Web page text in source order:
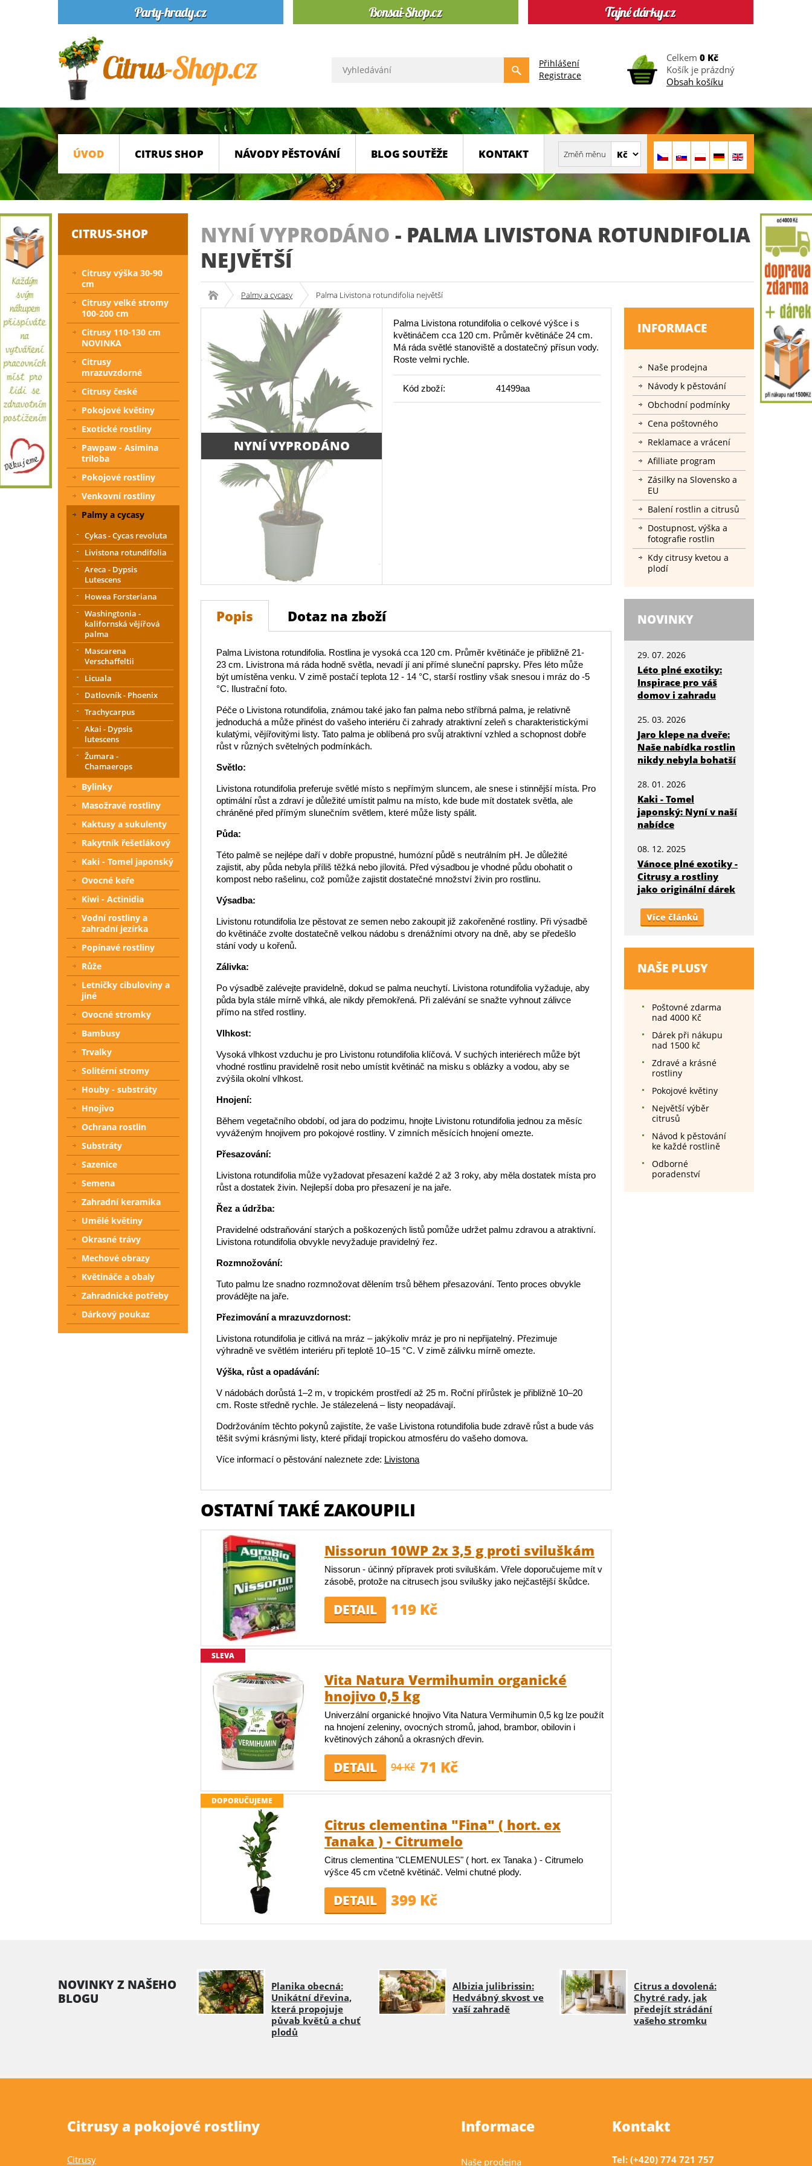
Přihlášení
Registrace
Celkem 0 Kč
Košík je prázdný
Obsah košíku
ÚVOD CITRUS SHOP NÁVODY PĚSTOVÁNÍ BLOG SOUTĚŽE KONTAKT
NYNÍ VYPRODÁNO - PALMA LIVISTONA ROTUNDIFOLIA
NEJVĚTŠÍ
Palmy a cycasy Palma Livistona rotundifolia největší
NYNÍ VYPRODÁNO
Palma Livistona rotundifolia o celkové výšce i s
květináčem cca 120 cm. Průměr květináče 24 cm.
Má ráda světlé stanoviště a dostatečný přísun vody.
Roste velmi rychle.
Kód zboží: 41499aa
Popis Dotaz na zboží
Palma Livistona rotundifolia. Rostlina je vysoká cca 120 cm. Průměr květináče je přibližně 21-
23 cm. Livistrona má ráda hodně světla, nevadí jí ani přímé sluneční paprsky. Přes léto může
být umístěna venku. V zimě postačí teplota 12 - 14 °C, starší rostliny však snesou i mráz do -5
°C. Ilustrační foto.
Péče o Livistona rotundifolia, známou také jako fan palma nebo stříbrná palma, je relativně
jednoduchá a může přinést do vašeho interiéru či zahrady atraktivní zeleň s charakteristickými
kulatými, vějířovitými listy. Tato palma je oblíbená pro svůj atraktivní vzhled a schopnost dobře
růst v různých světelných podmínkách.
Světlo:
Livistona rotundifolia preferuje světlé místo s nepřímým sluncem, ale snese i stinnější místa. Pro
optimální růst a zdraví je důležité umístit palmu na místo, kde bude mít dostatek světla, ale
chráněné před přímým slunečním světlem, které může listy spálit.
Půda:
Této palmě se nejlépe daří v dobře propustné, humózní půdě s neutrálním pH. Je důležité
zajistit, aby půda nebyla příliš těžká nebo jílovitá. Před výsadbou je vhodné půdu obohatit o
kompost nebo rašelinu, což pomůže zajistit dostatečné množství živin pro rostlinu.
Výsadba:
Livistonu rotundifolia lze pěstovat ze semen nebo zakoupit již zakořeněné rostliny. Při výsadbě
do květináče zvolte dostatečně velkou nádobu s drenážními otvory na dně, aby se předešlo
stání vody u kořenů.
Zálivka:
Po výsadbě zalévejte pravidelně, dokud se palma neuchytí. Livistona rotundifolia vyžaduje, aby
půda byla stále mírně vlhká, ale nikdy přemokřená. Při zalévání se snažte vyhnout zálivce
přímo na střed rostliny.
Vlhkost:
Vysoká vlhkost vzduchu je pro Livistonu rotundifolia klíčová. V suchých interiérech může být
vhodné rostlinu pravidelně rosit nebo umístit květináč na misku s oblázky a vodou, aby se
zvýšila okolní vlhkost.
Hnojení:
Během vegetačního období, od jara do podzimu, hnojte Livistonu rotundifolia jednou za měsíc
vyváženým hnojivem pro pokojové rostliny. V zimních měsících hnojení omezte.
Přesazování:
Livistona rotundifolia může vyžadovat přesazení každé 2 až 3 roky, aby měla dostatek místa pro
růst a dostatek živin. Nejlepší doba pro přesazení je na jaře.
Řez a údržba:
Pravidelné odstraňování starých a poškozených listů pomůže udržet palmu zdravou a atraktivní.
Livistona rotundifolia obvykle nevyžaduje pravidelný řez.
Rozmnožování:
Tuto palmu lze snadno rozmnožovat dělením trsů během přesazování. Tento proces obvykle
provádějte na jaře.
Přezimování a mrazuvzdornost:
Livistona rotundifolia je citlivá na mráz – jakýkoliv mráz je pro ni nepřijatelný. Přezimuje
výhradně ve světlém interiéru při teplotě 10–15 °C. V zimě zálivku mírně omezte.
Výška, růst a opadávání:
V nádobách dorůstá 1–2 m, v tropickém prostředí až 25 m. Roční přírůstek je přibližně 10–20
cm. Roste středně rychle. Je stálezelená – listy neopadávají.
Dodržováním těchto pokynů zajistíte, že vaše Livistona rotundifolia bude zdravě růst a bude vás
těšit svými krásnými listy, které přidají tropickou atmosféru do vašeho domova.
Více informací o pěstování naleznete zde: Livistona
OSTATNÍ TAKÉ ZAKOUPILI
Nissorun 10WP 2x 3,5 g proti sviluškám
Nissorun - účinný přípravek proti sviluškám. Vřele doporučujeme mít v
zásobě, protože na citrusech jsou svilušky jako nejčastější škůdce.
DETAIL 119 Kč
SLEVA
Vita Natura Vermihumin organické
hnojivo 0,5 kg
Univerzální organické hnojivo Vita Natura Vermihumin 0,5 kg lze použít
na hnojení zeleniny, ovocných stromů, jahod, brambor, obilovin i
květinových záhonů a okrasných dřevin.
DETAIL 94 Kč 71 Kč
DOPORUČUJEME
Citrus clementina "Fina" ( hort. ex
Tanaka ) - Citrumelo
Citrus clementina "CLEMENULES" ( hort. ex Tanaka ) - Citrumelo
výšce 45 cm včetně květináč. Velmi chutné plody.
DETAIL 399 Kč
INFORMACE
Naše prodejna
Návody k pěstování
Obchodní podmínky
Cena poštovného
Reklamace a vrácení
Afilliate program
Zásilky na Slovensko a
EU
Balení rostlin a citrusů
Dostupnost, výška a
fotografie rostlin
Kdy citrusy kvetou a
plodí
NOVINKY
29. 07. 2026
Léto plné exotiky:
Inspirace pro váš
domov i zahradu
25. 03. 2026
Jaro klepe na dveře:
Naše nabídka rostlin
nikdy nebyla bohatší
28. 01. 2026
Kaki - Tomel
japonský: Nyní v naší
nabídce
08. 12. 2025
Vánoce plné exotiky -
Citrusy a rostliny
jako originální dárek
Více článků
NAŠE PLUSY
Poštovné zdarma
nad 4000 Kč
Dárek při nákupu
nad 1500 kč
Zdravé a krásné
rostliny
Pokojové květiny
Největší výběr
citrusů
Návod k pěstování
ke každé rostlině
Odborné
poradenství
CITRUS-SHOP
Citrusy výška 30-90
cm
Citrusy velké stromy
100-200 cm
Citrusy 110-130 cm
NOVINKA
Citrusy
mrazuvzdorné
Citrusy české
Pokojové květiny
Exotické rostliny
Pawpaw - Asimina
triloba
Pokojové rostliny
Venkovní rostliny
Palmy a cycasy
Cykas - Cycas revoluta
Livistona rotundifolia
Areca - Dypsis
Lutescens
Howea Forsteriana
Washingtonia -
kalifornská vějířová
palma
Mascarena
Verschaffeltii
Licuala
Datlovník - Phoenix
Trachycarpus
Akai - Dypsis
lutescens
Žumara -
Chamaerops
Bylinky
Masožravé rostliny
Kaktusy a sukulenty
Rakytník řešetlákový
Kaki - Tomel japonský
Ovocné keře
Kiwi - Actinidia
Vodní rostliny a
zahradní jezírka
Popínavé rostliny
Růže
Letničky cibuloviny a
jiné
Ovocné stromky
Bambusy
Trvalky
Solitérní stromy
Houby - substráty
Hnojivo
Ochrana rostlin
Substráty
Sazenice
Semena
Zahradní keramika
Umělé květiny
Okrasné trávy
Mechové obrazy
Květináče a obaly
Zahradnické potřeby
Dárkový poukaz
NOVINKY Z NAŠEHO
BLOGU
Planika obecná:
Unikátní dřevina,
která propojuje
půvab květů a chuť
plodů
Albizia julibrissin:
Hedvábný skvost ve
vaší zahradě
Citrus a dovolená:
Chytré rady, jak
předejít strádání
vašeho stromku
Citrusy a pokojové rostliny
Citrusy
Informace
Naše prodejna
Kontakt
Tel: (+420) 774 721 757